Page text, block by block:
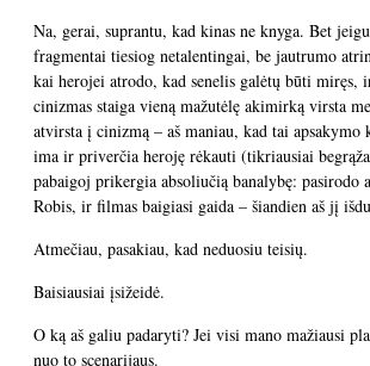
Na, gerai, suprantu, kad kinas ne knyga. Bet
fragmentai tiesiog netalentingai, be jautrumo
kai herojei atrodo, kad senelis galėtų būti miręs,
cinizmas staiga vieną mažutėlę akimirką virsta
atvirsta į cinizmą – aš maniau, kad tai
ima ir priverčia heroję rėkauti (tikriausiai
pabaigoj prikergia absoliučią banalybę: pasirodo
Robis, ir filmas baigiasi gaida – šiandien aš jį
Atmečiau, pasakiau, kad neduosiu teisių.
Baisiausiai įsižeidė.
O ką aš galiu padaryti? Jei visi mano mažiausi
nuo to scenarijaus.